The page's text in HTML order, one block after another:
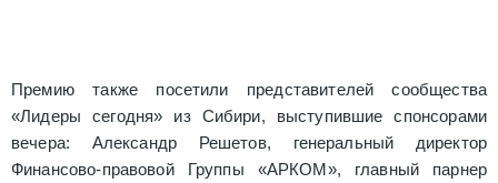
Премию также посетили представителей сообщества
«Лидеры сегодня» из Сибири, выступившие спонсорами
вечера: Александр Решетов, генеральный директор
Финансово-правовой Группы «АРКОМ», главный парнер